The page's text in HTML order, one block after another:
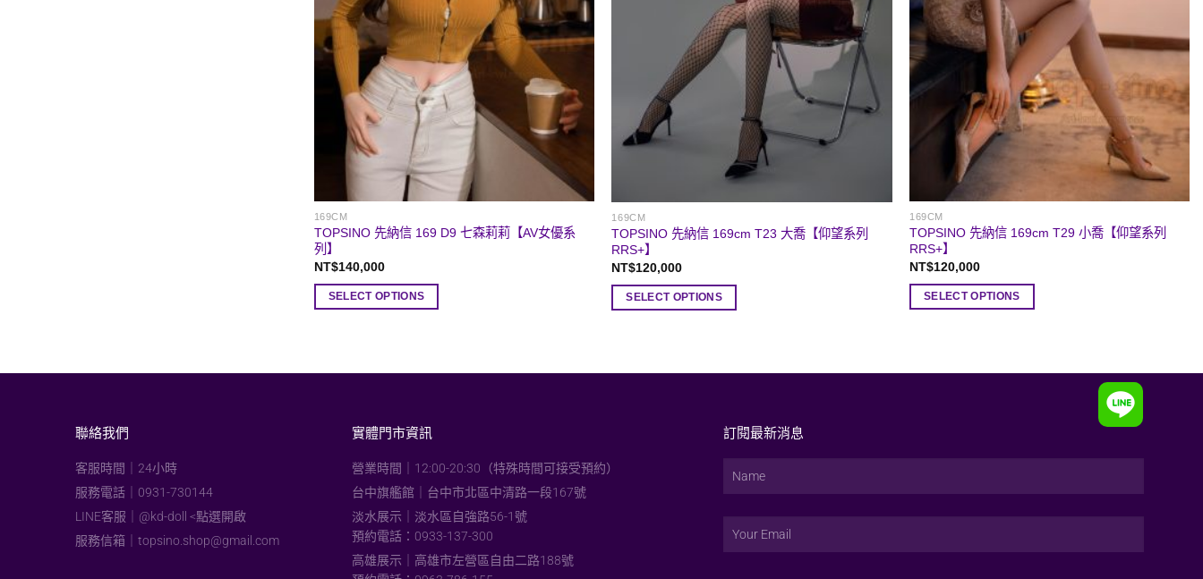
169CM
TOPSINO 先納信 169 D9 七森莉莉【AV女優系
列】
NT$140,000
SELECT OPTIONS
169CM
TOPSINO 先納信 169cm T23 大喬【仰望系列
RRS+】
NT$120,000
SELECT OPTIONS
169CM
TOPSINO 先納信 169cm T29 小喬【仰望系列
RRS+】
NT$120,000
SELECT OPTIONS
聯絡我們
客服時間｜24小時
服務電話｜0931-730144
LINE客服｜@kd-doll <點選開啟
服務信箱｜ topsino.shop@gmail.com
實體門市資訊
營業時間｜12:00-20:30（特殊時間可接受預約）
台中旗艦館｜台中市北區中清路一段167號
淡水展示｜淡水區自強路56-1號
預約電話：0933-137-300
高雄展示｜高雄市左營區自由二路188號
訂閱最新消息